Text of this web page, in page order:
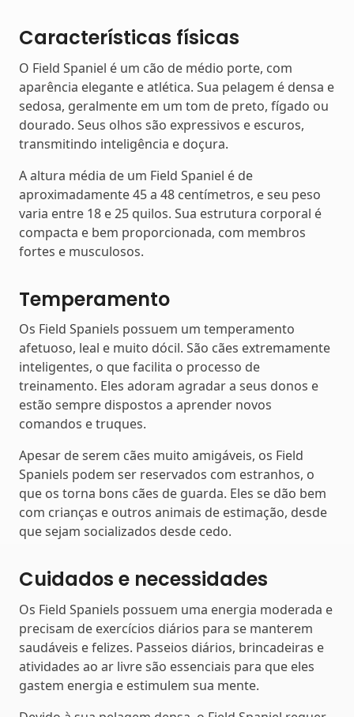
Características físicas
O Field Spaniel é um cão de médio porte, com
aparência elegante e atlética. Sua pelagem é densa e
sedosa, geralmente em um tom de preto, fígado ou
dourado. Seus olhos são expressivos e escuros,
transmitindo inteligência e doçura.
A altura média de um Field Spaniel é de
aproximadamente 45 a 48 centímetros, e seu peso
varia entre 18 e 25 quilos. Sua estrutura corporal é
compacta e bem proporcionada, com membros
fortes e musculosos.
Temperamento
Os Field Spaniels possuem um temperamento
afetuoso, leal e muito dócil. São cães extremamente
inteligentes, o que facilita o processo de
treinamento. Eles adoram agradar a seus donos e
estão sempre dispostos a aprender novos
comandos e truques.
Apesar de serem cães muito amigáveis, os Field
Spaniels podem ser reservados com estranhos, o
que os torna bons cães de guarda. Eles se dão bem
com crianças e outros animais de estimação, desde
que sejam socializados desde cedo.
Cuidados e necessidades
Os Field Spaniels possuem uma energia moderada e
precisam de exercícios diários para se manterem
saudáveis e felizes. Passeios diários, brincadeiras e
atividades ao ar livre são essenciais para que eles
gastem energia e estimulem sua mente.